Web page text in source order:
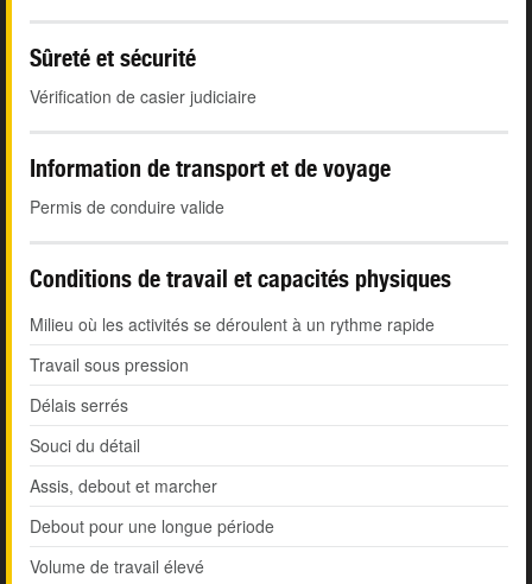
Sûreté et sécurité
Vérification de casier judiciaire
Information de transport et de voyage
Permis de conduire valide
Conditions de travail et capacités physiques
Milieu où les activités se déroulent à un rythme rapide
Travail sous pression
Délais serrés
Souci du détail
Assis, debout et marcher
Debout pour une longue période
Volume de travail élevé